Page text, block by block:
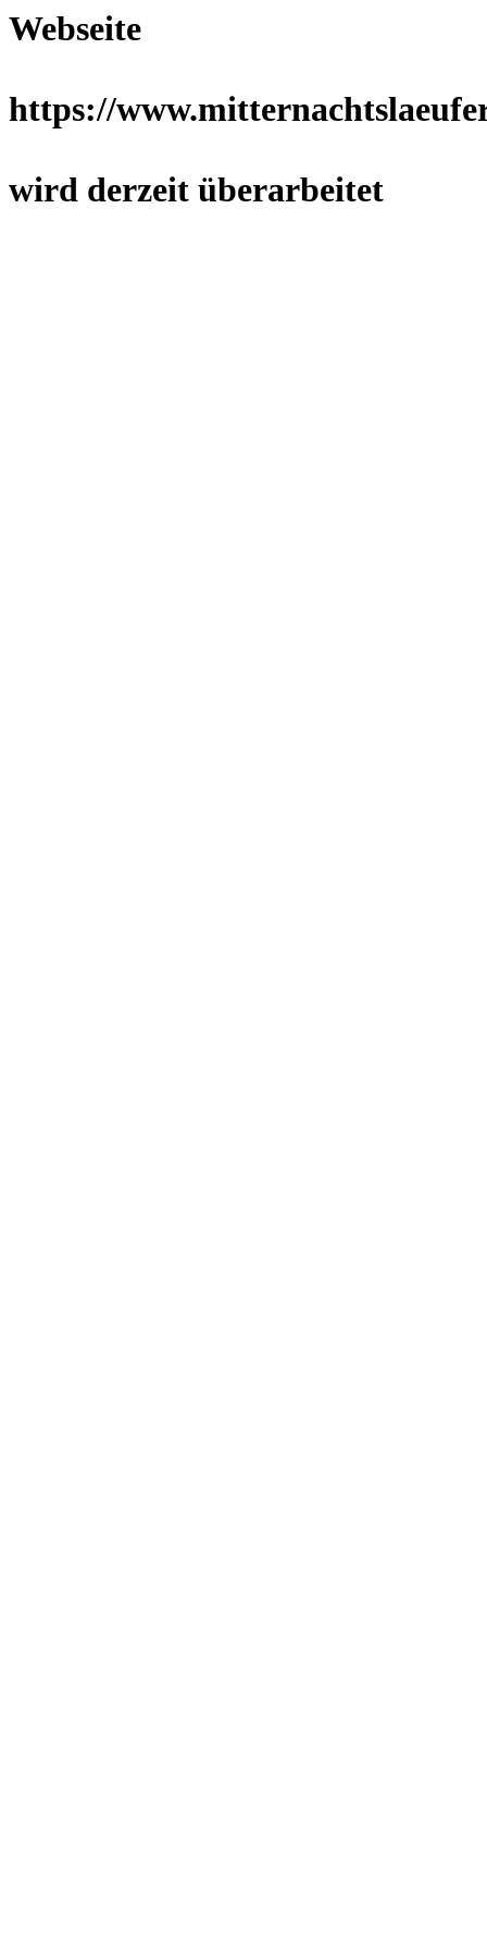
Webseite
https://
wird derzeit überarbeitet